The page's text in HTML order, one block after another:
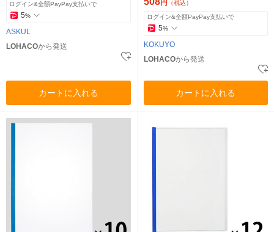
ログイン&全額PayPay支払いで
5%
ASKUL
LOHACOから発送
カートに入れる
円 （税込）
ログイン&全額PayPay支払いで
5%
KOKUYO
LOHACOから発送
カートに入れる